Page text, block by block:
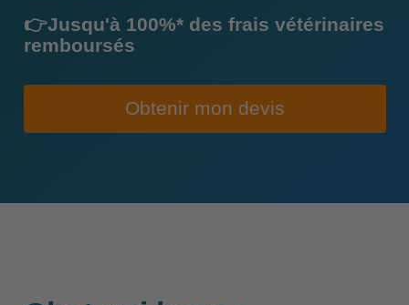
👉Jusqu'à 100%* des frais vétérinaires
remboursés
Obtenir mon devis